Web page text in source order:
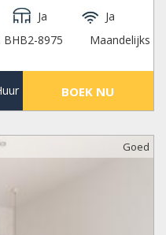
Ja
Ja
BHB2-8975
Maandelijks
BOEK NU
Goed